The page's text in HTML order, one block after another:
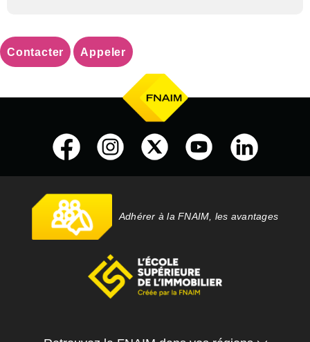
Contacter Appeler
Adhérer à la FNAIM, les avantages